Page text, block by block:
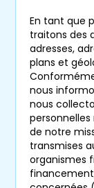
En tant que
traitons des
adresses,
plans et
nous
nous
de notre
transmises
organismes